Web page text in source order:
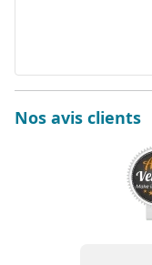
Nos avis clients